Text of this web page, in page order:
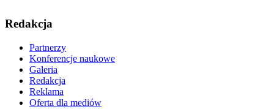
Redakcja
Partnerzy
Konferencje naukowe
Galeria
Redakcja
Reklama
Oferta dla mediów